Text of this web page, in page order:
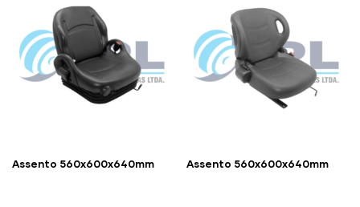
Assento 560x600x640mm Assento 560x600x640mm